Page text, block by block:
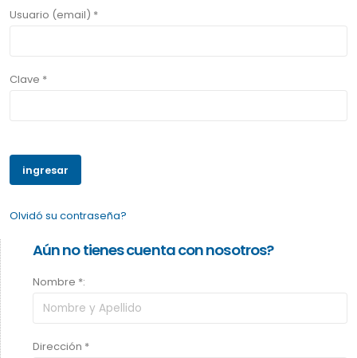
Usuario (email) *
Clave *
Olvidó su contraseña?
Aún no tienes cuenta con nosotros?
Nombre *:
Dirección *